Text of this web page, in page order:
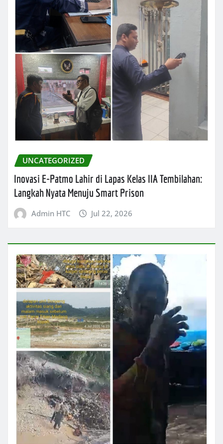
UNCATEGORIZED
Inovasi E-Patmo Lahir di Lapas Kelas IIA Tembilahan:
Langkah Nyata Menuju Smart Prison
Admin HTC Jul 22, 2026